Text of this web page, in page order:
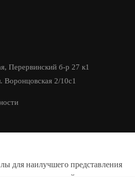
Перервинский б-р 27 к1
Воронцовская 2/10с1
для наилучшего представления